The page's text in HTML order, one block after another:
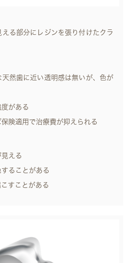
る部分にレジンを張り付けたクラ
天然歯に近い透明感は無いが、色が
度がある
保険適用で治療費が抑えられる
見える
することがある
すことがある